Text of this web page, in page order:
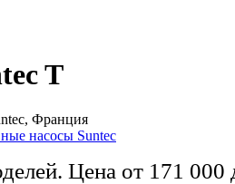
T
Франция
насосы Suntec
Цена от 171 000